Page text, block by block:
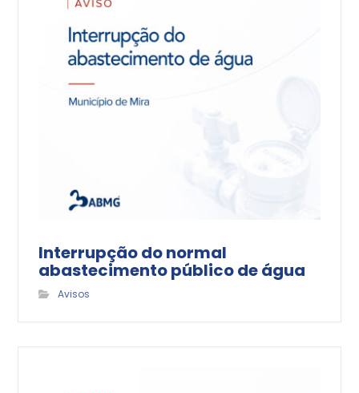
Interrupção do normal
abastecimento público de água
Avisos